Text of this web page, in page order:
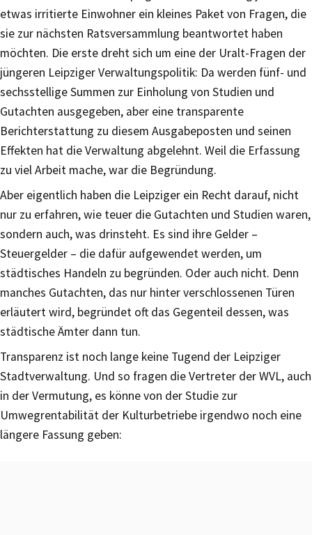
etwas irritierte Einwohner ein kleines Paket von Fragen, die
sie zur nächsten Ratsversammlung beantwortet haben
möchten. Die erste dreht sich um eine der Uralt-Fragen der
jüngeren Leipziger Verwaltungspolitik: Da werden fünf- und
sechsstellige Summen zur Einholung von Studien und
Gutachten ausgegeben, aber eine transparente
Berichterstattung zu diesem Ausgabeposten und seinen
Effekten hat die Verwaltung abgelehnt. Weil die Erfassung
zu viel Arbeit mache, war die Begründung.
Aber eigentlich haben die Leipziger ein Recht darauf, nicht
nur zu erfahren, wie teuer die Gutachten und Studien waren,
sondern auch, was drinsteht. Es sind ihre Gelder –
Steuergelder – die dafür aufgewendet werden, um
städtisches Handeln zu begründen. Oder auch nicht. Denn
manches Gutachten, das nur hinter verschlossenen Türen
erläutert wird, begründet oft das Gegenteil dessen, was
städtische Ämter dann tun.
Transparenz ist noch lange keine Tugend der Leipziger
Stadtverwaltung. Und so fragen die Vertreter der WVL, auch
in der Vermutung, es könne von der Studie zur
Umwegrentabilität der Kulturbetriebe irgendwo noch eine
längere Fassung geben: